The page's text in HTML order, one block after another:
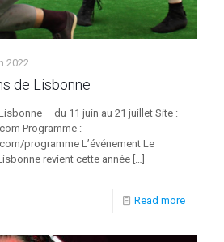
2022
de Lisbonne
– du 11 juin au 21 juillet Site :
Programme :
programme L’événement Le
revient cette année […]
Read more